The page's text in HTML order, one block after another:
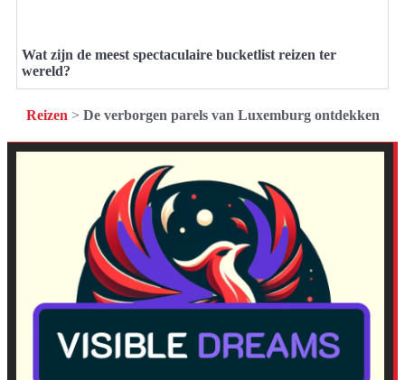
Wat zijn de meest spectaculaire bucketlist reizen ter
wereld?
Reizen > De verborgen parels van Luxemburg ontdekken